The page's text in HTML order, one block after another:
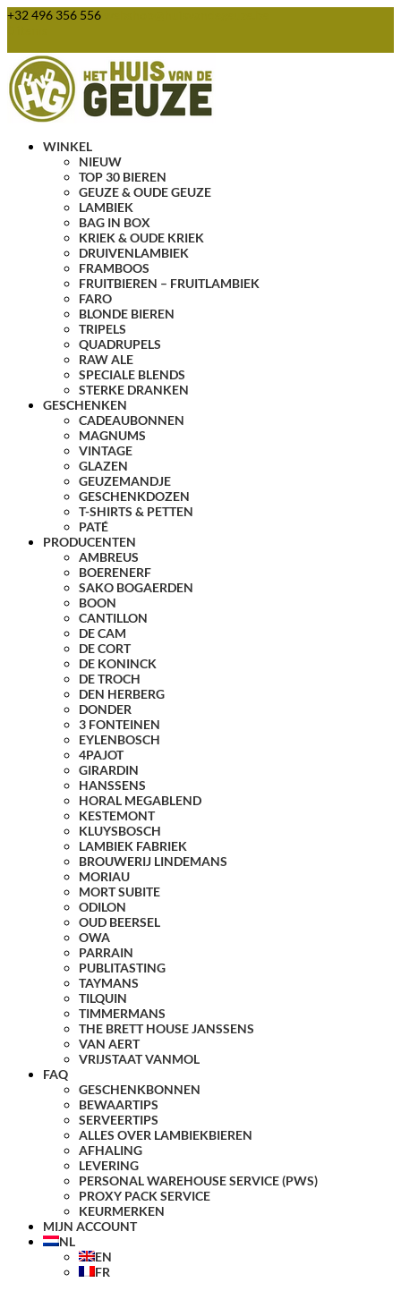
+32 496 356 556
WINKEL
NIEUW
TOP 30 BIEREN
GEUZE & OUDE GEUZE
LAMBIEK
BAG IN BOX
KRIEK & OUDE KRIEK
DRUIVENLAMBIEK
FRAMBOOS
FRUITBIEREN – FRUITLAMBIEK
FARO
BLONDE BIEREN
TRIPELS
QUADRUPELS
RAW ALE
SPECIALE BLENDS
STERKE DRANKEN
GESCHENKEN
CADEAUBONNEN
MAGNUMS
VINTAGE
GLAZEN
GEUZEMANDJE
GESCHENKDOZEN
T-SHIRTS & PETTEN
PATÉ
PRODUCENTEN
AMBREUS
BOERENERF
SAKO BOGAERDEN
BOON
CANTILLON
DE CAM
DE CORT
DE KONINCK
DE TROCH
DEN HERBERG
DONDER
3 FONTEINEN
EYLENBOSCH
4PAJOT
GIRARDIN
HANSSENS
HORAL MEGABLEND
KESTEMONT
KLUYSBOSCH
LAMBIEK FABRIEK
BROUWERIJ LINDEMANS
MORIAU
MORT SUBITE
ODILON
OUD BEERSEL
OWA
PARRAIN
PUBLITASTING
TAYMANS
TILQUIN
TIMMERMANS
THE BRETT HOUSE JANSSENS
VAN AERT
VRIJSTAAT VANMOL
FAQ
GESCHENKBONNEN
BEWAARTIPS
SERVEERTIPS
ALLES OVER LAMBIEKBIEREN
AFHALING
LEVERING
PERSONAL WAREHOUSE SERVICE (PWS)
PROXY PACK SERVICE
KEURMERKEN
MIJN ACCOUNT
NL
EN
FR